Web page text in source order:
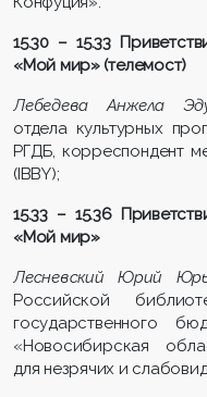
15.30 – 15.33
«Мой мир» (телемост)
Лебедева Анжела
отдела культурных
РГДБ, корреспондент
(IBBY);
15.33 – 15.36
«Мой мир»
Лесневский Юрий
Российской
государственного
«Новосибирская
для незрячих и